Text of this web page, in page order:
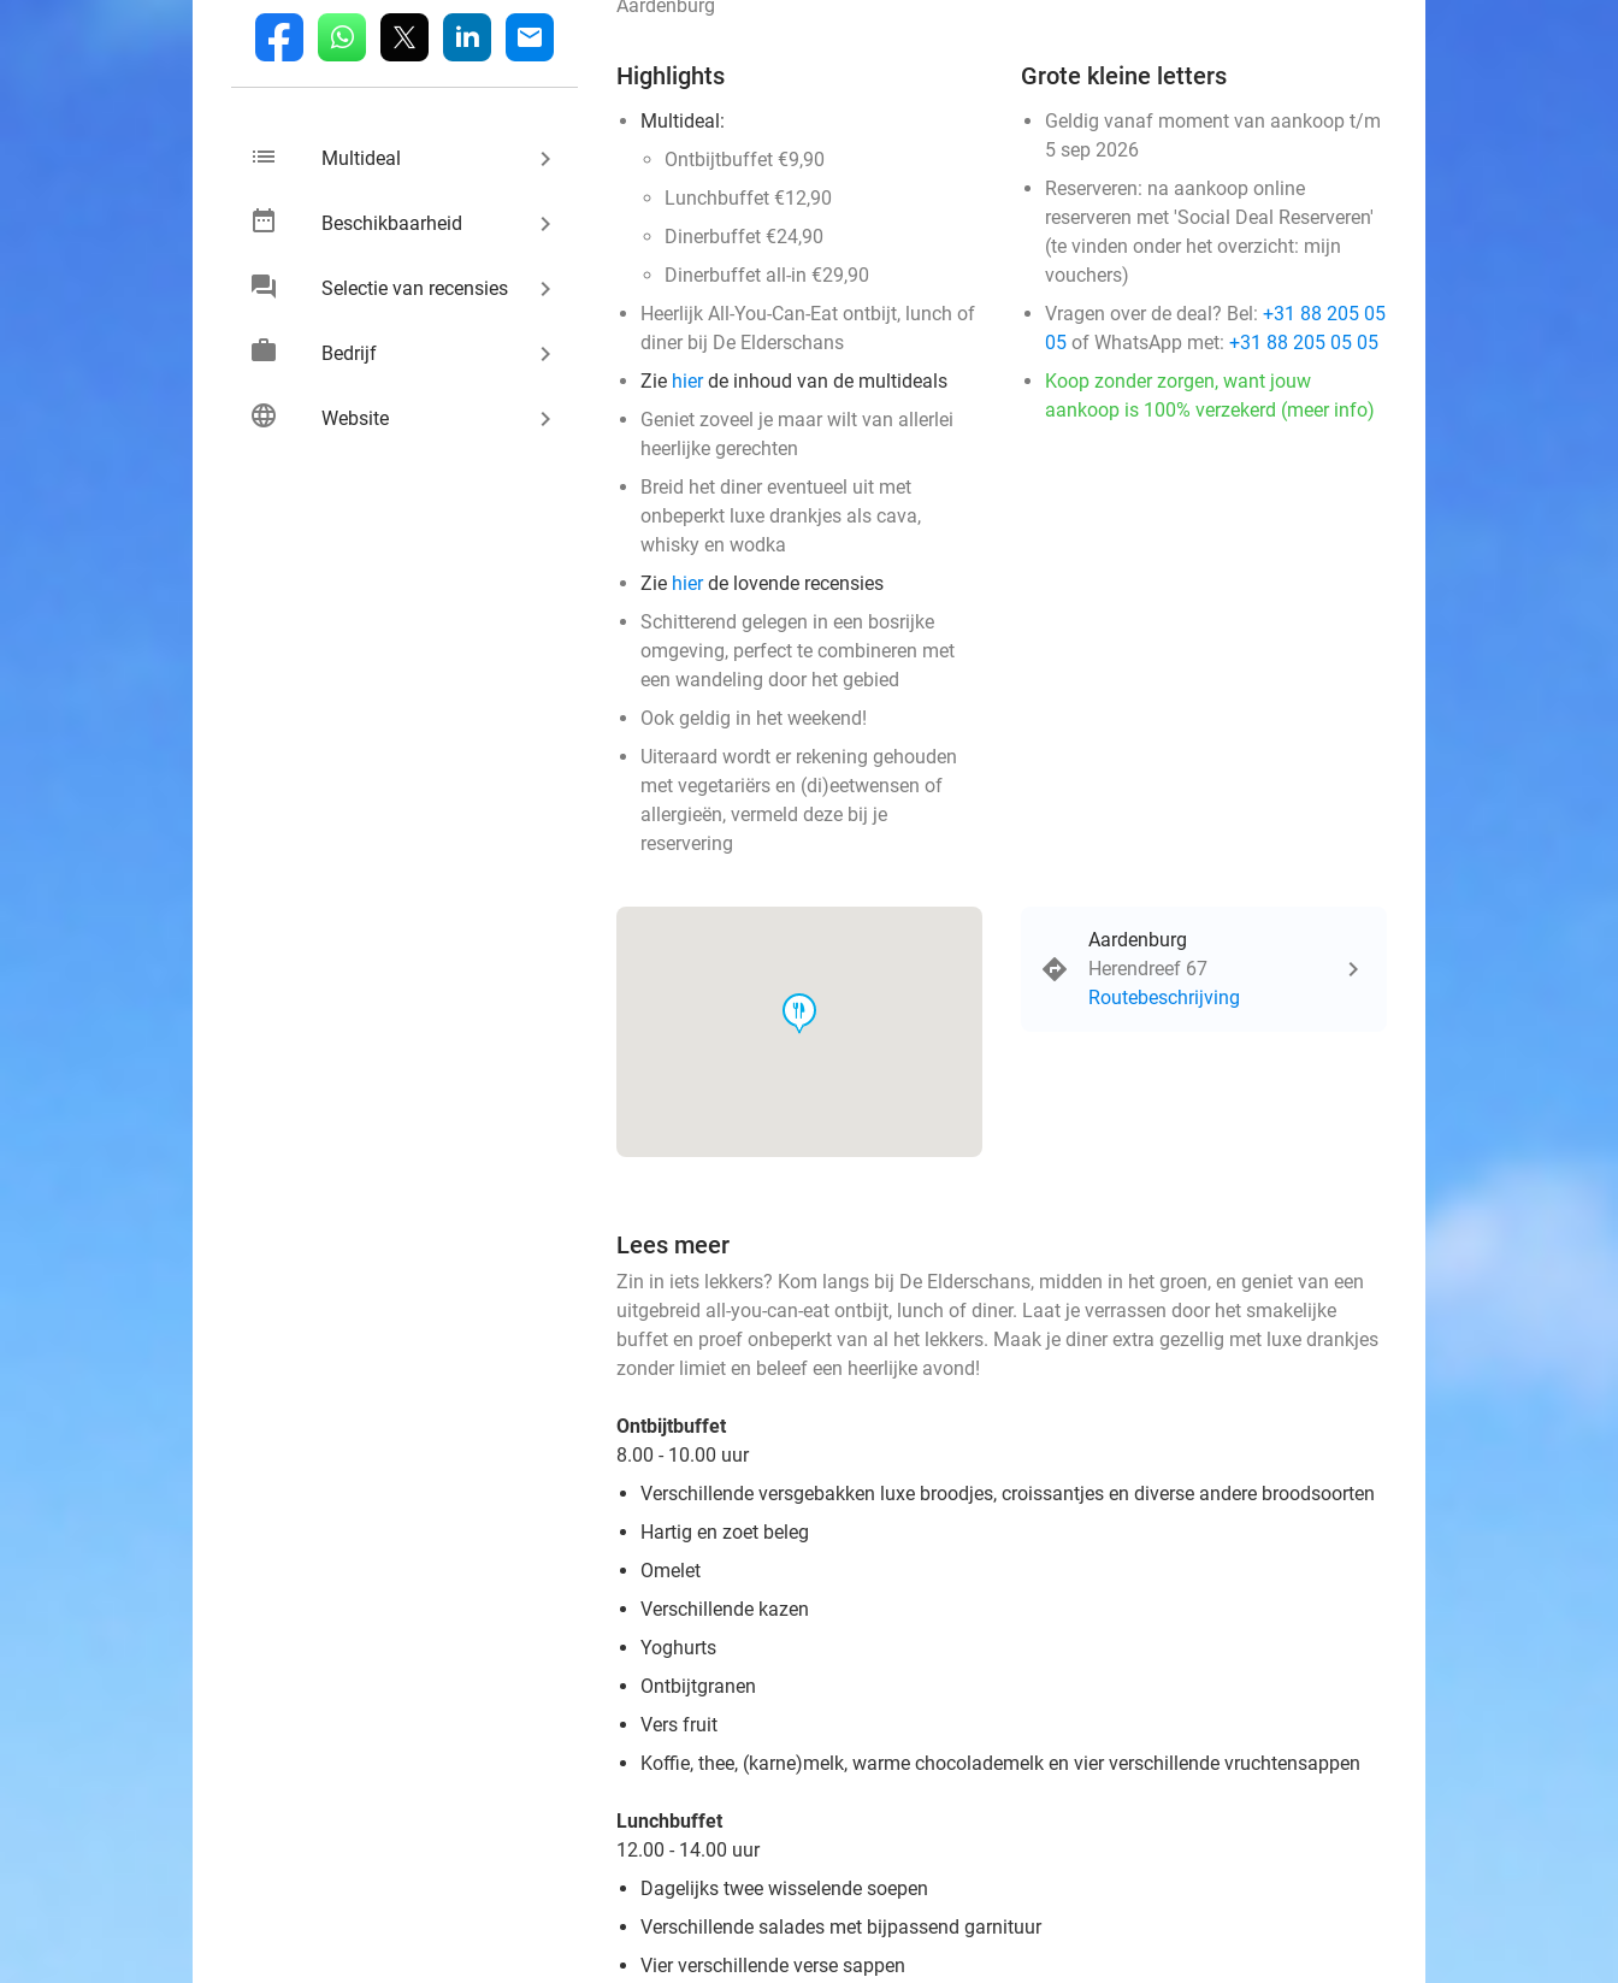
fb whatsapp linkedin mail
list Multideal keyboard_arrow_right
date_range Beschikbaarheid keyboard_arrow_right
chat Selectie van recensies keyboard_arrow_right
work Bedrijf keyboard_arrow_right
language Website keyboard_arrow_right
Aardenburg
Highlights
Multideal:
Ontbijtbuffet €9,90
Lunchbuffet €12,90
Dinerbuffet €24,90
Dinerbuffet all-in €29,90
Heerlijk All-You-Can-Eat ontbijt, lunch of
diner bij De Elderschans
Zie hierde inhoud van de multideals
Geniet zoveel je maar wilt van allerlei
heerlijke gerechten
Breid het diner eventueel uit met
onbeperkt luxe drankjes als cava,
whisky en wodka
Zie hierde lovende recensies
Schitterend gelegen in een bosrijke
omgeving, perfect te combineren met
een wandeling door het gebied
Ook geldig in het weekend!
Uiteraard wordt er rekening gehouden
met vegetariërs en (di)eetwensen of
allergieën, vermeld deze bij je
reservering
Grote kleine letters
Geldig vanaf moment van aankoop t/m
5 sep 2026
Reserveren: na aankoop online
reserveren met 'Social Deal Reserveren'
(te vinden onder het overzicht: mijn
vouchers)
Vragen over de deal? Bel: +31 88 205 05
05 of WhatsApp met: +31 88 205 05 05
Koop zonder zorgen, want jouw
aankoop is 100% verzekerd (meer info)
food
Aardenburg
Herendreef 67
Routebeschrijving
Lees meer
Zin in iets lekkers? Kom langs bij De Elderschans, midden in het groen, en geniet van een
uitgebreid all-you-can-eat ontbijt, lunch of diner. Laat je verrassen door het smakelijke
buffet en proef onbeperkt van al het lekkers. Maak je diner extra gezellig met luxe drankjes
zonder limiet en beleef een heerlijke avond!
Ontbijtbuffet
8.00 - 10.00 uur
Verschillende versgebakken luxe broodjes, croissantjes en diverse andere broodsoorten
Hartig en zoet beleg
Omelet
Verschillende kazen
Yoghurts
Ontbijtgranen
Vers fruit
Koffie, thee, (karne)melk, warme chocolademelk en vier verschillende vruchtensappen
Lunchbuffet
12.00 - 14.00 uur
Dagelijks twee wisselende soepen
Verschillende salades met bijpassend garnituur
Vier verschillende verse sappen